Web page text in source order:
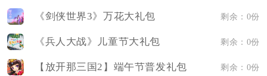
《剑侠世界3》万花大礼包 剩余：0份
《兵人大战》儿童节大礼包 剩余：0份
【放开那三国2】端午节普发礼包 剩余：0份